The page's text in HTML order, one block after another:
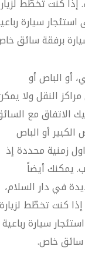
كنت تخطّط
سيارة
أو الباص أو
النقل ولا
الاتفاق مع
الكبير أو الباص
زمنية محددة إذ
يمكنك أيضاً
في دار السلام،
كنت تخطّط لزيارة
سيارة رباعية
سائق خاص.